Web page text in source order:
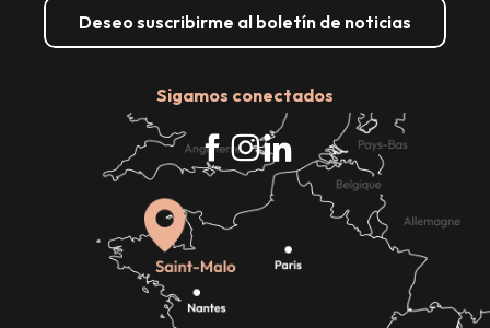
Deseo suscribirme al boletín de noticias
Sigamos conectados